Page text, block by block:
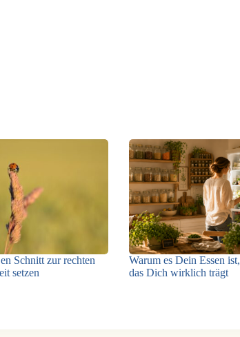
Schnitt zur rechten
setzen
Warum es Dein Essen ist,
das Dich wirklich trägt